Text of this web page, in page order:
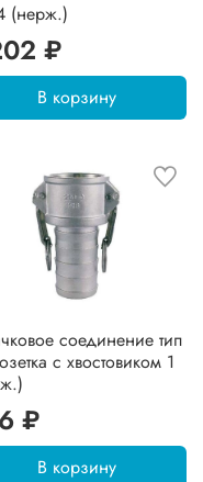
(нерж.)
₽
В корзину
соединение тип
с хвостовиком 1
₽
В корзину